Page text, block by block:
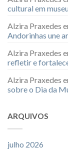
cultural em
Alzira Praxedes
Andorinhas une
Alzira Praxedes
refletir e
Alzira Praxedes
sobre o Dia da
ARQUIVOS
julho 2026